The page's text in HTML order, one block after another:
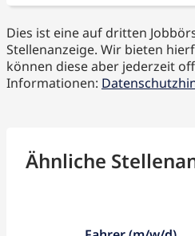
Dies ist eine auf dritten
Stellenanzeige. Wir bieten
können diese aber jederzeit
Informationen:
Ähnliche